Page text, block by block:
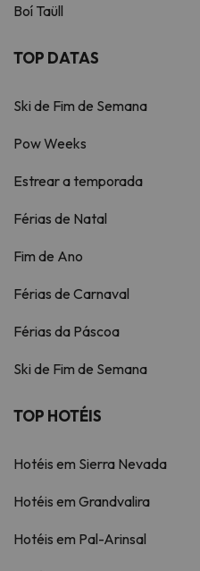
Boí Taüll
TOP DATAS
Ski de Fim de Semana
Pow Weeks
Estrear a temporada
Férias de Natal
Fim de Ano
Férias de Carnaval
Férias da Páscoa
Ski de Fim de Semana
TOP HOTÉIS
Hotéis em Sierra Nevada
Hotéis em Grandvalira
Hotéis em Pal-Arinsal